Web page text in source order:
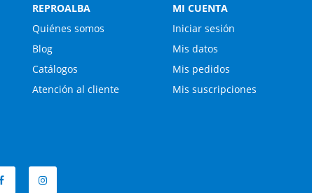
REPROALBA
Quiénes somos
Blog
Catálogos
Atención al cliente
MI CUENTA
Iniciar sesión
Mis datos
Mis pedidos
Mis suscripciones